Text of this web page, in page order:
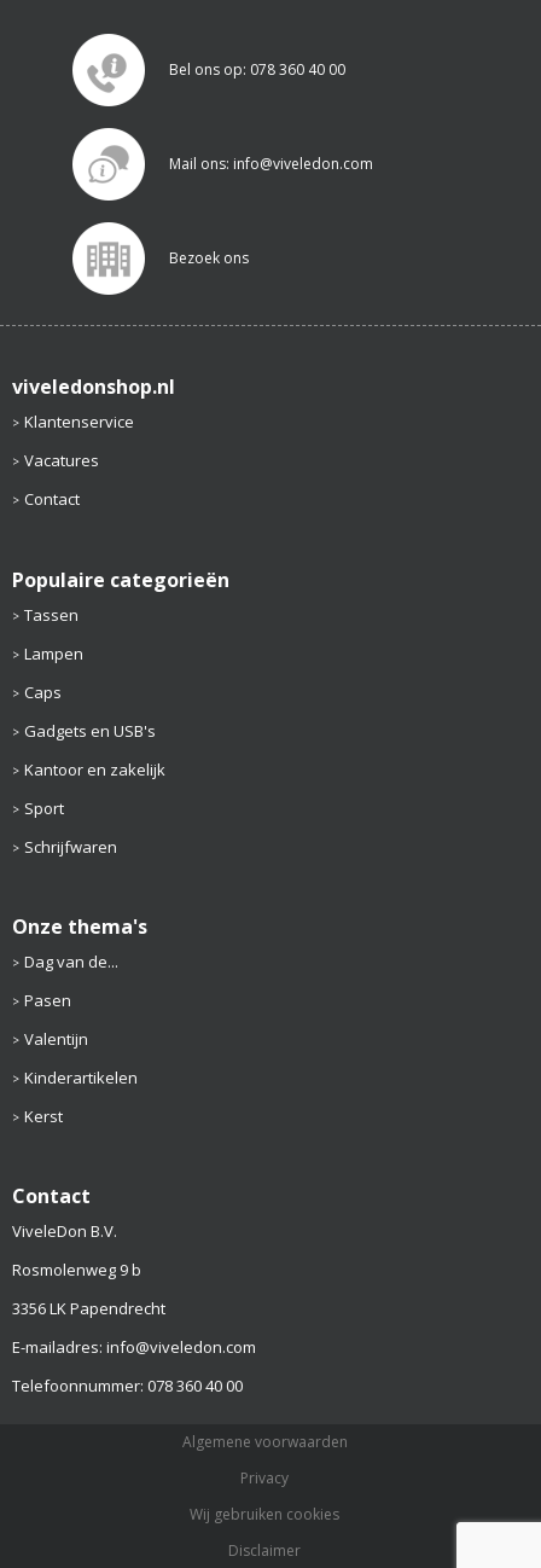
Bel ons op: 078 360 40 00
Mail ons: info@viveledon.com
Bezoek ons
viveledonshop.nl
Klantenservice
Vacatures
Contact
Populaire categorieën
Tassen
Lampen
Caps
Gadgets en USB's
Kantoor en zakelijk
Sport
Schrijfwaren
Onze thema's
Dag van de...
Pasen
Valentijn
Kinderartikelen
Kerst
Contact
ViveleDon B.V.
Rosmolenweg 9 b
3356 LK Papendrecht
E-mailadres: info@viveledon.com
Telefoonnummer: 078 360 40 00
Algemene voorwaarden
Privacy
Wij gebruiken cookies
Disclaimer